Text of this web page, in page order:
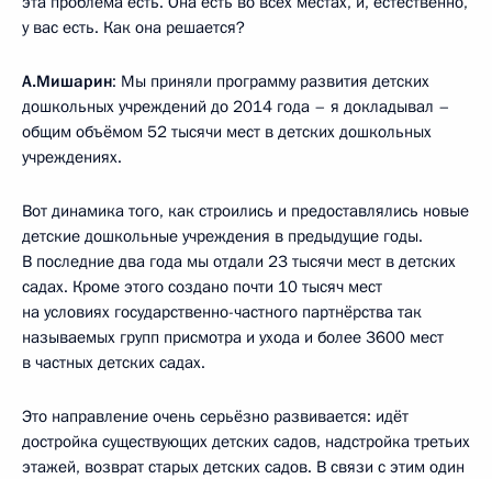
у вас есть. Как она решается?
А.Мишарин: Мы приняли программу развития детских
дошкольных учреждений до 2014 года – я докладывал –
общим объёмом 52 тысячи мест в детских дошкольных
учреждениях.
Вот динамика того, как строились и предоставлялись новые
детские дошкольные учреждения в предыдущие годы.
В последние два года мы отдали 23 тысячи мест в детских
садах. Кроме этого создано почти 10 тысяч мест
на условиях государственно-частного партнёрства так
называемых групп присмотра и ухода и более 3600 мест
в частных детских садах.
Это направление очень серьёзно развивается: идёт
достройка существующих детских садов, надстройка третьих
этажей, возврат старых детских садов. В связи с этим один